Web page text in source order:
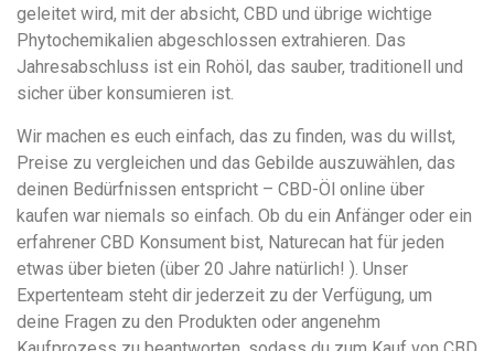
geleitet wird, mit der absicht, CBD und übrige wichtige
Phytochemikalien abgeschlossen extrahieren. Das
Jahresabschluss ist ein Rohöl, das sauber, traditionell und
sicher über konsumieren ist.
Wir machen es euch einfach, das zu finden, was du willst,
Preise zu vergleichen und das Gebilde auszuwählen, das
deinen Bedürfnissen entspricht – CBD-Öl online über
kaufen war niemals so einfach. Ob du ein Anfänger oder ein
erfahrener CBD Konsument bist, Naturecan hat für jeden
etwas über bieten (über 20 Jahre natürlich! ). Unser
Expertenteam steht dir jederzeit zu der Verfügung, um
deine Fragen zu den Produkten oder angenehm